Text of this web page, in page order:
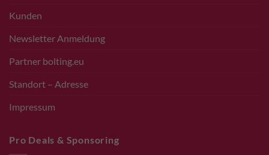
Kunden
Newsletter Anmeldung
Partner bolting.eu
Standort – Adresse
Impressum
Pro Deals & Sponsoring